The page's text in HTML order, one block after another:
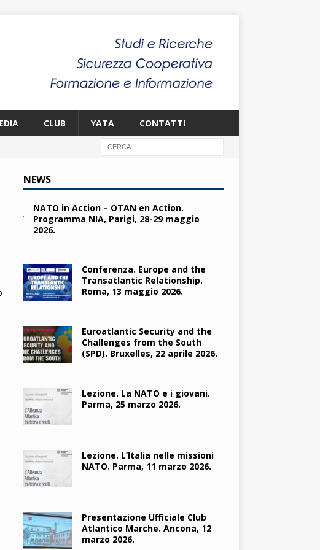
CLUB YATA CONTATTI
NEWS
NATO in Action – OTAN en Action.
Programma NIA, Parigi, 28-29 maggio
2026.
Conferenza. Europe and the
Transatlantic Relationship.
Roma, 13 maggio 2026.
Euroatlantic Security and the
Challenges from the South
(SPD). Bruxelles, 22 aprile 2026.
Lezione. La NATO e i giovani.
Parma, 25 marzo 2026.
Lezione. L’Italia nelle missioni
NATO. Parma, 11 marzo 2026.
Presentazione Ufficiale Club
Atlantico Marche. Ancona, 12
marzo 2026.